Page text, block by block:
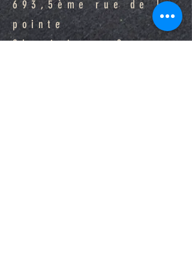
693,5ème rue de la
pointe
Shawinigan, Qc